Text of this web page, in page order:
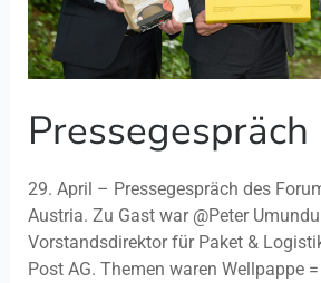
29. April – Pressegespräch des
Austria. Zu Gast war @Peter
Vorstandsdirektor für Paket &
Post AG. Themen waren Wellpappe =